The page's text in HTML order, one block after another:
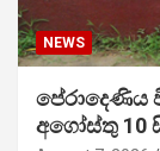
NEWS
පේරාදෙණිය
අගෝස්තු 10